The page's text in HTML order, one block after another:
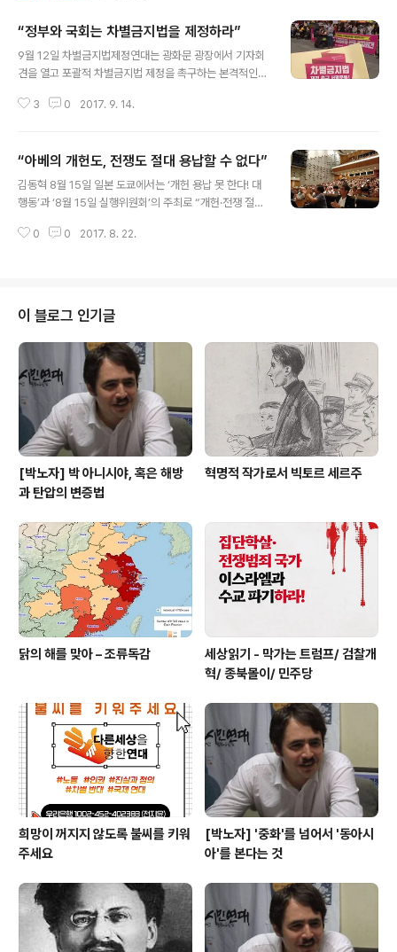
“정부와 국회는 차별금지법을 제정하라”
9월 12일 차별금지법제정연대는 광화문 광장에서 기자회
견을 열고 포괄적 차별금지법 제정을 촉구하는 본격적인
6년부터 제정 필요성이 제기돼 왔다. 하지만 10년 넘게 혐
만, 방해와 악선동 속에 계속 국회의원과 정당들은 거듭 굴
복했다. 2012년 당시 문재인 대선 후보는 차별금지법 제
정을 약속한 바도 있지만, 정작 2017년대선에서는 공약에
차별금지법은 찾을 수 없다. 이 상황에서 올해 3월 110개
3 0 2017. 9. 14.
“아베의 개헌도, 전쟁도 절대 용납할 수 없다”
김동혁 8월 15일 일본 도쿄에서는 ‘개헌 용납 못 한다! 대
행동’과 ‘8월 15일 실행위원회’의 주최로 “개헌·전쟁 절대
회에는 일본의 사회주의자 단체 중 하나인 혁명적공산주의
다. 한국에서 8월 15일을 일본 제국의 압제와 탄압으로부
터 해방된 광복절로 기념하듯이, 일본에서도 공식적으로 8
월 15일을 태평양 전쟁의 ‘종전기념일’로 기념한다. 다만
일본의 몇몇 진보·좌파단체들은 8월 15일을 일본 제국주
의의 붕괴와 1945년 이후로 지속된 평화를 염원하는 일본
민중들의 투쟁을 강조해 ..
0 0 2017. 8. 22.
이 블로그 인기글
[박노자] 박 아니시야, 혹은 해방
과 탄압의 변증법
혁명적 작가로서 빅토르 세르주
닭의 해를 맞아 – 조류독감
세상읽기 - 막가는 트럼프/ 검찰개
혁/ 종북몰이/ 민주당
희망이 꺼지지 않도록 불씨를 키워
주세요
[박노자] '중화'를 넘어서 '동아시
아'를 본다는 것